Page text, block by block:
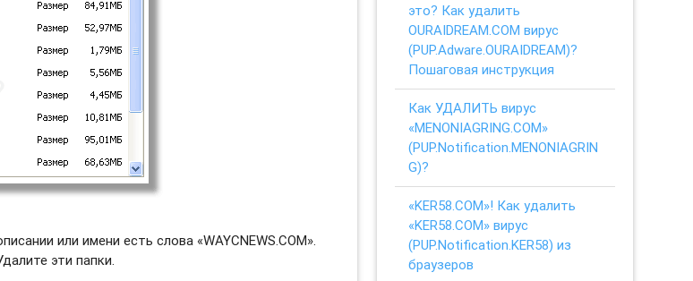
или имени есть слова «WAYCNEWS.COM».
эти папки.
это? Как удалить
OURAIDREAM.COM вирус
(PUP.Adware.OURAIDREAM)?
Пошаговая инструкция
Как УДАЛИТЬ вирус
«MENONIAGRING.COM»
(PUP.Notification.MENONIAGRIN
G)?
«KER58.COM»! Как удалить
«KER58.COM» вирус
(PUP.Notification.KER58) из
браузеров